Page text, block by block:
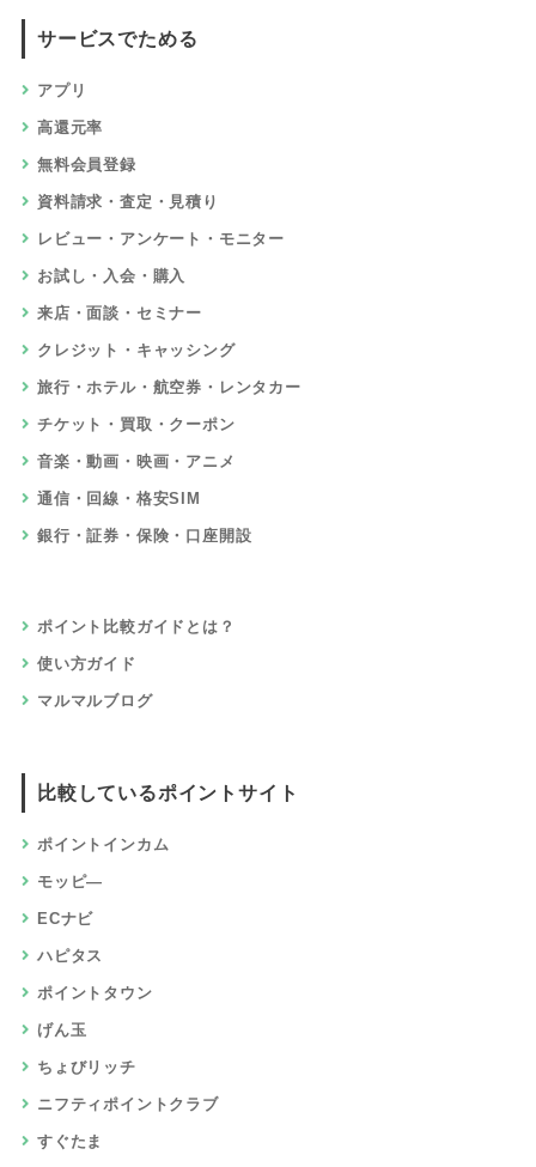
サービスでためる
アプリ
高還元率
無料会員登録
資料請求・査定・見積り
レビュー・アンケート・モニター
お試し・入会・購入
来店・面談・セミナー
クレジット・キャッシング
旅行・ホテル・航空券・レンタカー
チケット・買取・クーポン
音楽・動画・映画・アニメ
通信・回線・格安SIM
銀行・証券・保険・口座開設
ポイント比較ガイドとは？
使い方ガイド
マルマルブログ
比較しているポイントサイト
ポイントインカム
モッピ―
ECナビ
ハピタス
ポイントタウン
げん玉
ちょびリッチ
ニフティポイントクラブ
すぐたま